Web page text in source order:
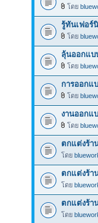
โดย
รู้ทันเฟอร์
โดย
ลุ้นออกแบ
โดย
การออกแ
โดย
งานออกแ
โดย
ตกแต่งร้า
โดย
ตกแต่งร้า
โดย
ตกแต่งร้า
โดย